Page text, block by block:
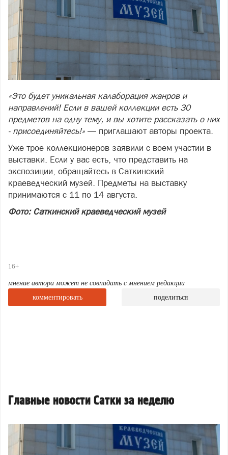
«Это будет уникальная калаборация жанров и
направлений! Если в вашей коллекции есть 30
предметов на одну тему, и вы хотите рассказать о них
- присоединяйтесь!» — приглашают авторы проекта.
Уже трое коллекционеров заявили с воем участии в
выставки. Если у вас есть, что представить на
экспозиции, обращайтесь в Саткинский
краеведческий музей. Предметы на выставку
принимаются с 11 по 14 августа.
Фото: Саткинский краеведческий музей
16+
мнение автора может не совпадать с мнением редакции
комментировать
поделиться
Главные новости Сатки за неделю